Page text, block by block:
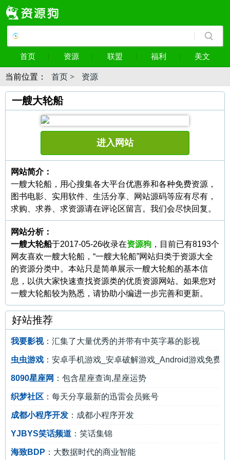
首页 资源 联盟 福利 美文
当前位置： 首页 > 资源
一艘大轮船
进入网站
网站简介：
一艘大轮船，用心搜集各大平台优惠券和各种免费资源，
图书电影、实用软件、生活分享、网站源码等应有尽有，
求购、求券、求资源请在评论区留言。我们会尽快回复。
网站分析：
一艘大轮船于2017-05-26收录在资源狗 ，目前已有8193个
网友喜欢一艘大轮船，“一艘大轮船”网站归类于资源大全
的资源分类中。本站只是简单展示一艘大轮船的基本信
息，以供大家快速查找资源类的优质资源网站。如果您对
一艘大轮船较为熟悉，请协助小编进一步完善和更新。
好站推荐
我要影视：汇集了大量优秀的并带有中英字幕的影视
虫虫游戏 ：安卓手机游戏_安卓破解游戏_Android游戏免费
8090星座网 ：包含星座查询,星座运势
织梦社区 ：每天分享最新的迅雷会员账号
成都小程序开发 ：成都小程序开发
YJBYS笑话频道 ：笑话集锦
海致BDP ：大数据时代的商业智能